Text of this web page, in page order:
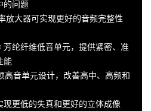
的问题
放大器可实现更好的音频完整性
纶纤维低音单元，提供紧密、准
能
高音单元设计，改善高中、高频和
更低的失真和更好的立体成像